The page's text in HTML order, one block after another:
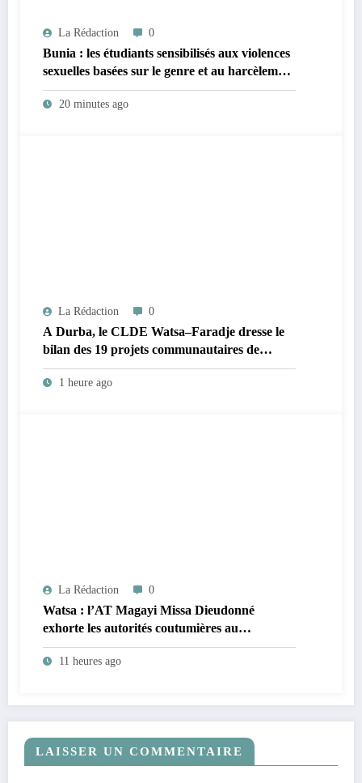
La Rédaction 0
Bunia : les étudiants sensibilisés aux violences
sexuelles basées sur le genre et au harcèlement
sexuel en milieu universitaire
20 minutes ago
La Rédaction 0
A Durba, le CLDE Watsa–Faradje dresse le
bilan des 19 projets communautaires de
cahier de charge signé avec KGM S.A et
prépare le deuxième quinquennat
1 heure ago
La Rédaction 0
Watsa : l’AT Magayi Missa Dieudonné
exhorte les autorités coutumières au
recensement et à l’identification de la
population en vue de renforcer la
11 heures ago
LAISSER UN COMMENTAIRE